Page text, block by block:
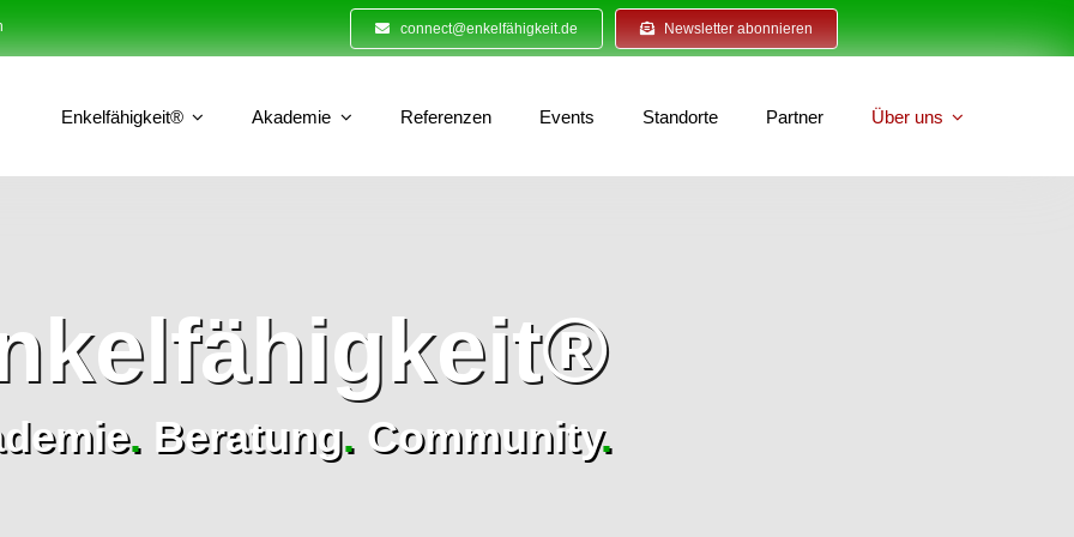
connect@enkelfähigkeit.de Newsletter abonnieren
Enkelfähigkeit® Akademie Referenzen Events Standorte Partner Über uns
.Beratung.Community.